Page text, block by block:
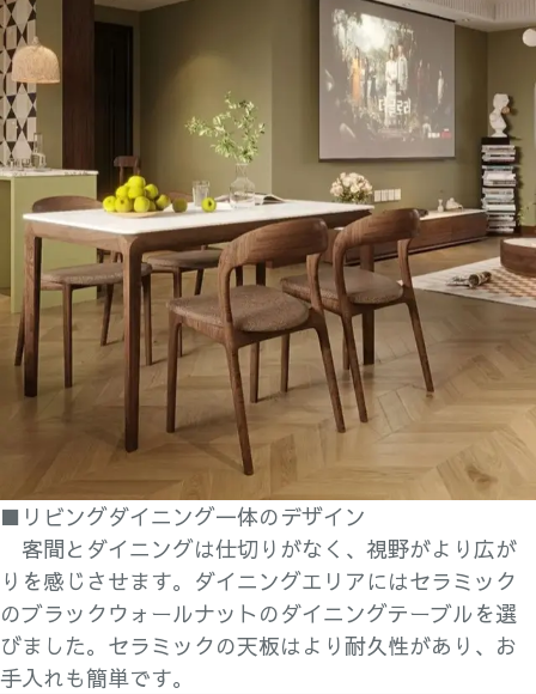
■リビングダイニング一体のデザイン
客間とダイニングは仕切りがなく、視野がより広が
りを感じさせます。ダイニングエリアにはセラミック
のブラックウォールナットのダイニングテーブルを選
びました。セラミックの天板はより耐久性があり、お
手入れも簡単です。